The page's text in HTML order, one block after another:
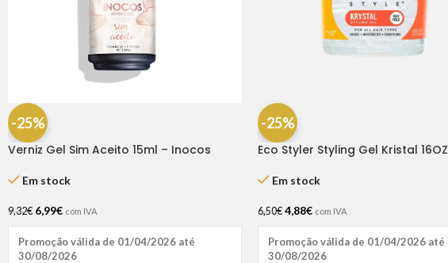
-25%
Verniz Gel Sim Aceito 15ml – Inocos
Em stock
9,32€ 6,99€ com IVA
Promoção válida de 01/04/2026 até
30/08/2026
-25%
Eco Styler Styling Gel Kristal 16OZ
Em stock
6,50€ 4,88€ com IVA
Promoção válida de 01/04/2026 até
30/08/2026